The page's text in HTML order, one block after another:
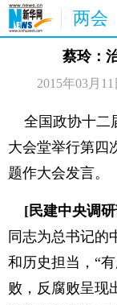
两会
视频
访谈
蔡玲：
2015年03月
全国政协十二
大会堂举行第四
题作大会发言。
[民建中央调研
同志为总书记的
和历史担当，“
败，反腐败呈现